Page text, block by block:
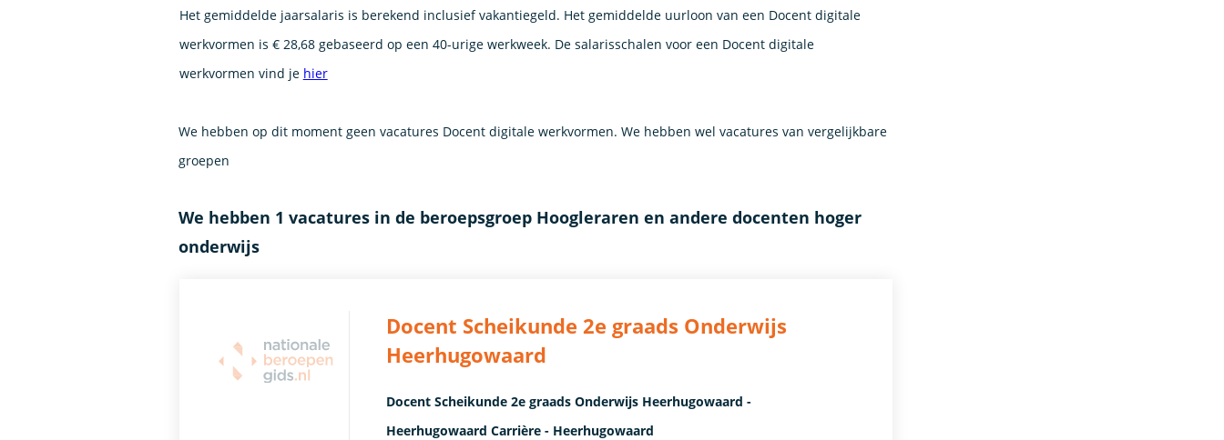
Het gemiddelde jaarsalaris is berekend inclusief vakantiegeld. Het gemiddelde uurloon van een Docent digitale
werkvormen is € 28,68 gebaseerd op een 40-urige werkweek. De salarisschalen voor een Docent digitale
werkvormen vind je hier
We hebben op dit moment geen vacatures Docent digitale werkvormen. We hebben wel vacatures van vergelijkbare
groepen
We hebben 1 vacatures in de beroepsgroep Hoogleraren en andere docenten hoger
onderwijs
Docent Scheikunde 2e graads Onderwijs
Heerhugowaard
Docent Scheikunde 2e graads Onderwijs Heerhugowaard -
Heerhugowaard Carrière - Heerhugowaard